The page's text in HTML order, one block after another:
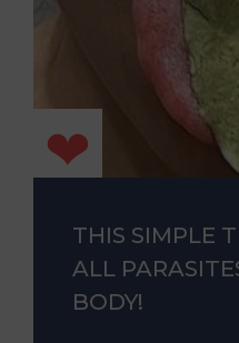
THIS SIMPLE
ALL
BODY!